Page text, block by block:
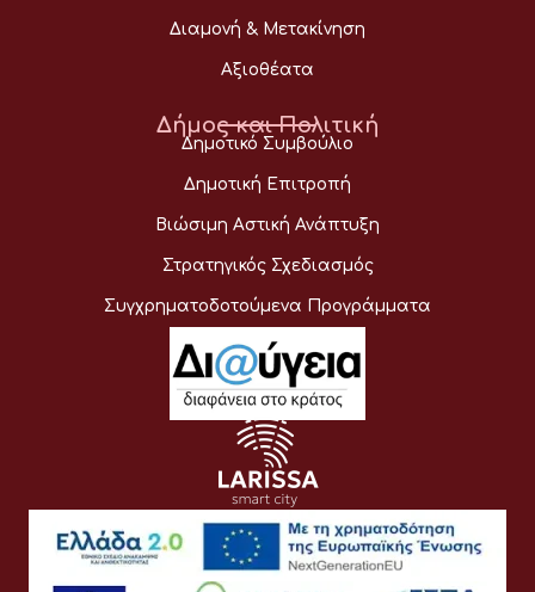
Διαμονή & Μετακίνηση
Αξιοθέατα
Δήμος και Πολιτική
Δημοτικό Συμβούλιο
Δημοτική Επιτροπή
Βιώσιμη Αστική Ανάπτυξη
Στρατηγικός Σχεδιασμός
Συγχρηματοδοτούμενα Προγράμματα